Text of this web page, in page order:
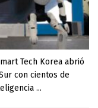
Tech Korea abrió
con cientos de
...